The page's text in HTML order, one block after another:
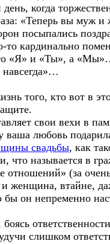
когда
«Теперь вы муж и
посыпались
кардинально
«Я» и «Ты», а
того, кто вот в
свои вехи в
ваша любовь
свадьбы, как
что называется в
отношений» (за
женщина, втайне,
бы он непременно
слишком